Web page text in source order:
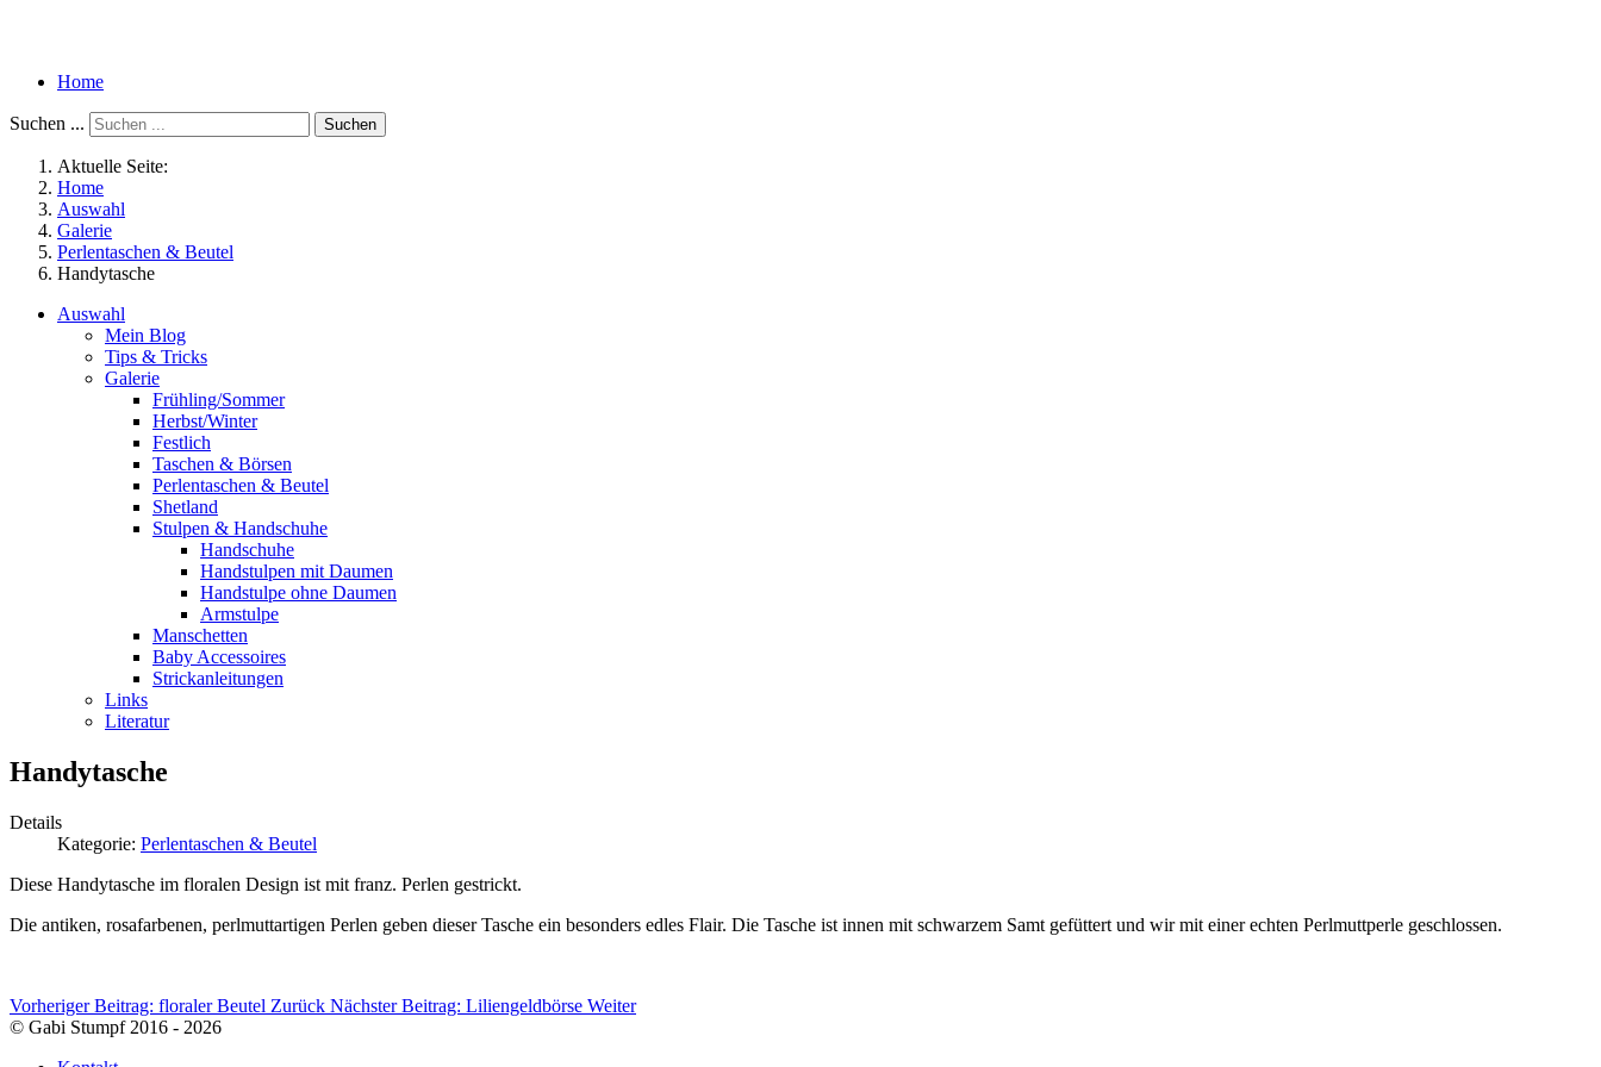
Home
Suchen ... Suchen
Aktuelle Seite:
Home
Auswahl
Galerie
Perlentaschen & Beutel
Handytasche
Auswahl
Mein Blog
Tips & Tricks
Galerie
Frühling/Sommer
Herbst/Winter
Festlich
Taschen & Börsen
Perlentaschen & Beutel
Shetland
Stulpen & Handschuhe
Handschuhe
Handstulpen mit Daumen
Handstulpe ohne Daumen
Armstulpe
Manschetten
Baby Accessoires
Strickanleitungen
Links
Literatur
Handytasche
Details
Kategorie: Perlentaschen & Beutel
Diese Handytasche im floralen Design ist mit franz. Perlen gestrickt.
Die antiken, rosafarbenen, perlmuttartigen Perlen geben dieser Tasche ein besonders edles Flair. Die Tasche ist innen mit schwarzem Samt gefüttert und wir mit einer echten Perlmuttperle geschlossen.
Vorheriger Beitrag: floraler Beutel Zurück Nächster Beitrag: Liliengeldbörse Weiter
© Gabi Stumpf 2016 - 2026